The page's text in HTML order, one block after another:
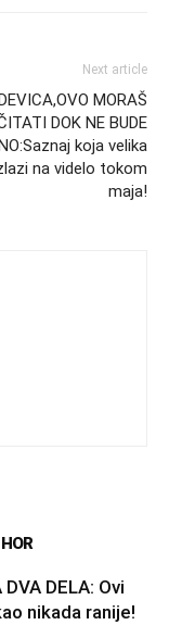
Next article
MORAŠ
DOK NE BUDE
koja velika
na videlo tokom
maja!
DVA DELA: Ovi
nikada ranije!